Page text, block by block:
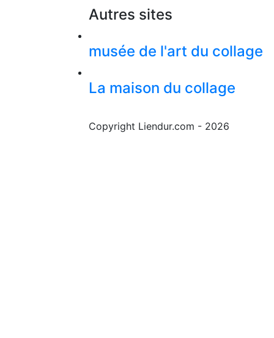
Autres sites
musée de l'art du collage
La maison du collage
Copyright Liendur.com - 2026